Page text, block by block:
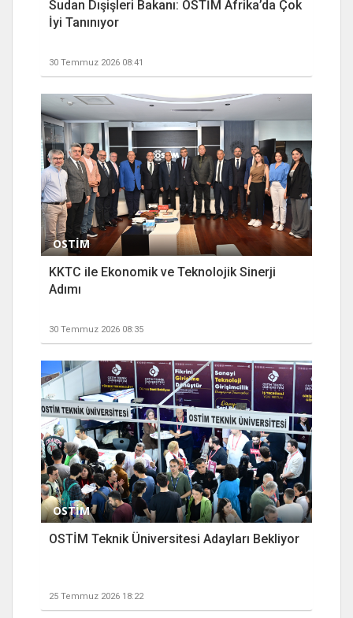
Sudan Dışişleri Bakanı: OSTİM Afrika’da Çok
İyi Tanınıyor
30 Temmuz 2026 08:41
OSTİM
KKTC ile Ekonomik ve Teknolojik Sinerji
Adımı
30 Temmuz 2026 08:35
OSTİM
OSTİM Teknik Üniversitesi Adayları Bekliyor
25 Temmuz 2026 18:22